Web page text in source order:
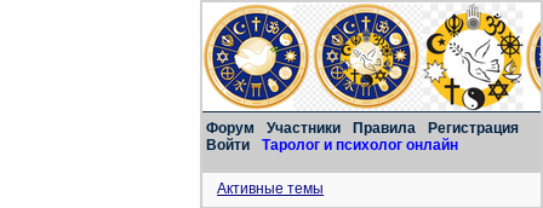
Форум Участники Правила
Регистрация
Войти
Таролог и психолог онлайн
Активные темы